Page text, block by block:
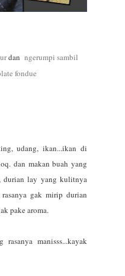
dan ngerumpi sambil
fondue
udang, ikan...ikan di
dan makan buah yang
durian lay yang kulitnya
gak mirip durian
pake aroma.
manisss...kayak